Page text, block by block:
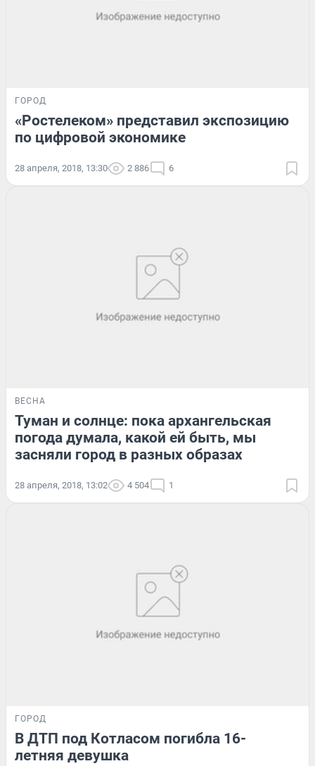
ГОРОД
«Ростелеком» представил экспозицию
по цифровой экономике
28 апреля, 2018, 13:30 2 886 6
ВЕСНА
Туман и солнце: пока архангельская
погода думала, какой ей быть, мы
засняли город в разных образах
28 апреля, 2018, 13:02 4 504 1
ГОРОД
В ДТП под Котласом погибла 16-
летняя девушка